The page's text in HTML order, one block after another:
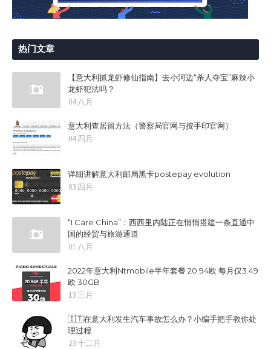
热门文章
【意大利抓龙虾修仙指南】去小河边“杀人夺宝”麻辣小
龙虾犯法吗？
04 八月
意大利查居留方法（警察局官网与按手印官网）
04 四月
详细讲解意大利邮局黑卡postepay evolution
03 四月
“I Care China”：西西里内陆正在悄悄搭建一条直通中
国的经贸与旅游通道
01 八月
2022年意大利Ntmobile半年套餐 20.94欧 每月仅3.49
欧 30GB
13 三月
🇮🇹在意大利发生汽车事故怎么办？小编手把手教你处
理过程
23 十二月